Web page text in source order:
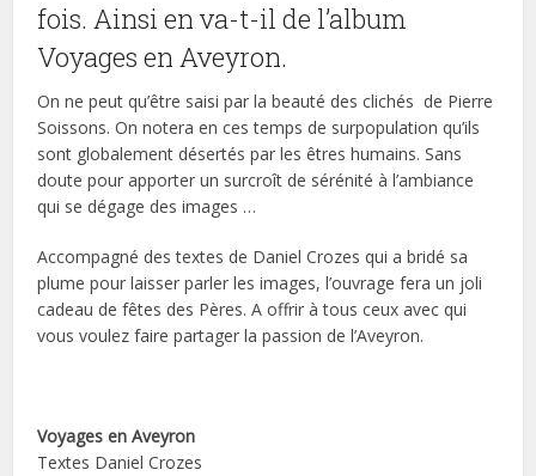
fois. Ainsi en va-t-il de l’album
Voyages en Aveyron.
On ne peut qu’être saisi par la beauté des clichés de Pierre
Soissons. On notera en ces temps de surpopulation qu’ils
sont globalement désertés par les êtres humains. Sans
doute pour apporter un surcroît de sérénité à l’ambiance
qui se dégage des images …
Accompagné des textes de Daniel Crozes qui a bridé sa
plume pour laisser parler les images, l’ouvrage fera un joli
cadeau de fêtes des Pères. A offrir à tous ceux avec qui
vous voulez faire partager la passion de l’Aveyron.
Voyages en Aveyron
Textes Daniel Crozes